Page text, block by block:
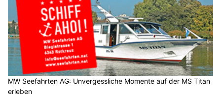
MW Seefahrten AG: Unvergessliche Momente auf der MS Titan
erleben